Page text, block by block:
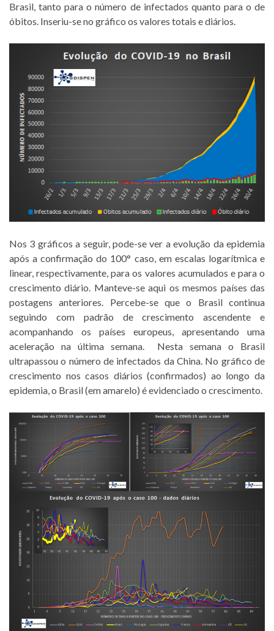
Brasil, tanto para o número de infectados quanto para o de
óbitos. Inseriu-se no gráfico os valores totais e diários.
Nos 3 gráficos a seguir, pode-se ver a evolução da epidemia
após a confirmação do 100° caso, em escalas logarítmica e
linear, respectivamente, para os valores acumulados e para o
crescimento diário. Manteve-se aqui os mesmos países das
postagens anteriores. Percebe-se que o Brasil continua
seguindo com padrão de crescimento ascendente e
acompanhando os países europeus, apresentando uma
aceleração na última semana. Nesta semana o Brasil
ultrapassou o número de infectados da China. No gráfico de
crescimento nos casos diários (confirmados) ao longo da
epidemia, o Brasil (em amarelo) é evidenciado o crescimento.